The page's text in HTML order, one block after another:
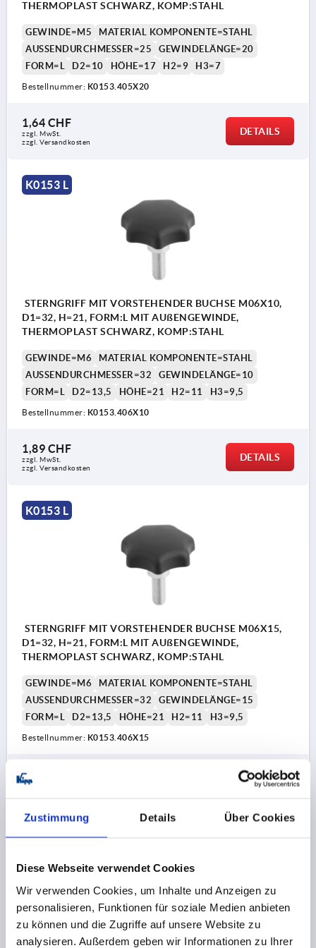
Zustimmung Details Über Cookies
Diese Webseite verwendet Cookies
Wir verwenden Cookies, um Inhalte und Anzeigen zu
personalisieren, Funktionen für soziale Medien anbieten
zu können und die Zugriffe auf unsere Website zu
analysieren. Außerdem geben wir Informationen zu Ihrer
THERMOPLAST SCHWARZ, KOMP:STAHL
GEWINDE=M5
MATERIAL KOMPONENTE=STAHL
AUSSENDURCHMESSER=25
GEWINDELÄNGE=20
FORM=L
D2=10 HÖHE=17 H2=9 H3=7
Bestellnummer: K0153.405X20
1,64 CHF
zzgl. MwSt.
zzgl. Versandkosten
DETAILS
K0153 L
STERNGRIFF MIT VORSTEHENDER BUCHSE M06X10,
D1=32, H=21, FORM:L MIT AUßENGEWINDE,
THERMOPLAST SCHWARZ, KOMP:STAHL
GEWINDE=M6
MATERIAL KOMPONENTE=STAHL
AUSSENDURCHMESSER=32
GEWINDELÄNGE=10
FORM=L
D2=13,5 HÖHE=21 H2=11 H3=9,5
Bestellnummer: K0153.406X10
1,89 CHF
zzgl. MwSt.
zzgl. Versandkosten
DETAILS
K0153 L
STERNGRIFF MIT VORSTEHENDER BUCHSE M06X15,
D1=32, H=21, FORM:L MIT AUßENGEWINDE,
THERMOPLAST SCHWARZ, KOMP:STAHL
GEWINDE=M6
MATERIAL KOMPONENTE=STAHL
AUSSENDURCHMESSER=32
GEWINDELÄNGE=15
FORM=L
D2=13,5 HÖHE=21 H2=11 H3=9,5
Bestellnummer: K0153.406X15
1,89 CHF
zzgl. MwSt.
DETAILS
K0153 L